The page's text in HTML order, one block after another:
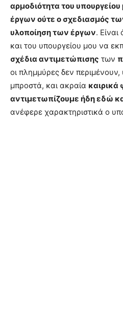
αρμοδιότητα του
έργων ούτε ο σχεδιασμός
υλοποίηση των έργων.
και του υπουργείου μου να
σχέδια αντιμετώπισης των
οι πλημμύρες δεν περιμένουν,
μπροστά, και ακραία καιρικά
αντιμετωπίζουμε ήδη εδώ
ανέφερε χαρακτηριστικά ο